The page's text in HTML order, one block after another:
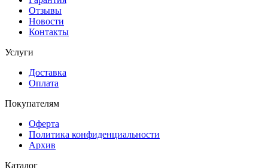
Отзывы
Новости
Контакты
Услуги
Доставка
Оплата
Покупателям
Оферта
Политика конфиденциальности
Архив
Каталог